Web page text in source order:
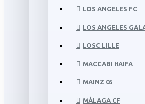
LOS ANGELES FC
LOS ANGELES
LOSC LILLE
MACCABI HAIFA
MAINZ 05
MÁLAGA CF